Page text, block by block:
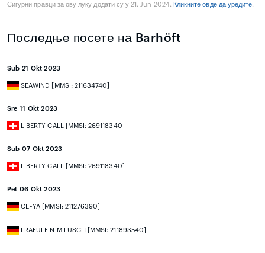
Сигурни правци за ову луку додати су у 21. Jun 2024. Кликните овде да уредите.
Последње посете на Barhöft
Sub 21 Okt 2023
SEAWIND [MMSI: 211634740]
Sre 11 Okt 2023
LIBERTY CALL [MMSI: 269118340]
Sub 07 Okt 2023
LIBERTY CALL [MMSI: 269118340]
Pet 06 Okt 2023
CEFYA [MMSI: 211276390]
FRAEULEIN MILUSCH [MMSI: 211893540]